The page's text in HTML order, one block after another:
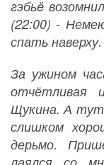
гэбьë
(22:00) -
спать наверху.
За ужином
отчётливая
Щукина. А тут
слишком
дерьмо.